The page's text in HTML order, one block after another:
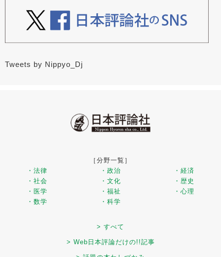
Tweets by Nippyo_Dj
［分野一覧］
・法律
・政治
・経済
・社会
・文化
・歴史
・医学
・福祉
・心理
・数学
・科学
> すべて
> Web日本評論だけの!!記事